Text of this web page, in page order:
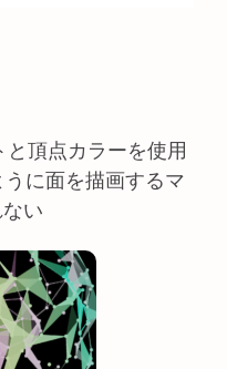
頂点カラーを使用
うに面を描画するマ
い